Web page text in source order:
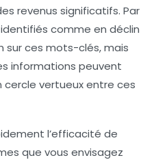
revenus significatifs. Par
identifiés comme en déclin
sur ces mots-clés, mais
informations peuvent
vertueux entre ces
l’efficacité de
que vous envisagez